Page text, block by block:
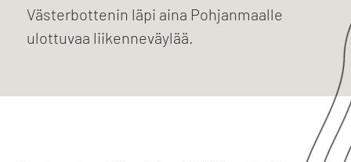
Västerbottenin läpi aina Pohjanmaalle
ulottuvaa liikenneväylää.